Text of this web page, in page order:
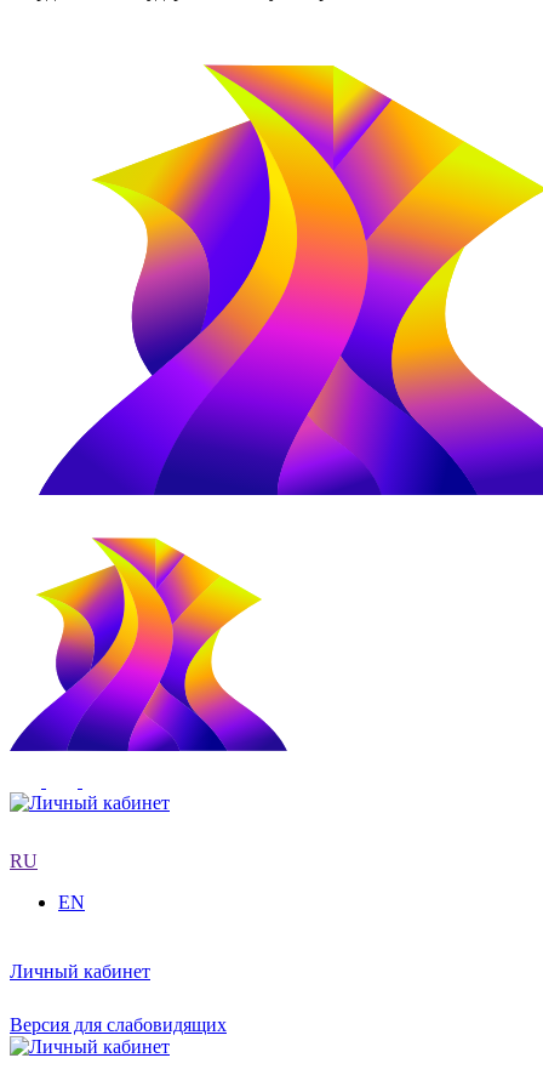
RU
EN
Личный кабинет
Версия для слабовидящих